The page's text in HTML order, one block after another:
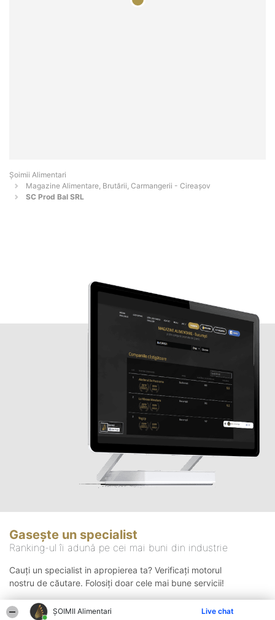
ŞOIMII Alimentari Live chat
Şoimii Alimentari
Magazine Alimentare, Brutării, Carmangerii - Cireaşov
SC Prod Bal SRL
Gasește un specialist
Ranking-ul îi adună pe cei mai buni din industrie
Cauți un specialist in apropierea ta? Verificați motorul
nostru de căutare. Folosiți doar cele mai bune servicii!